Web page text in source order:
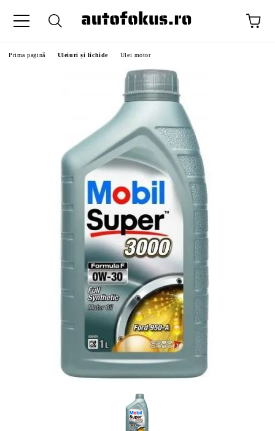
Prima pagină Uleiuri și lichide Ulei motor